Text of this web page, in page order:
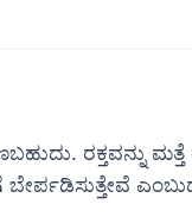
ರಕ್ತವನ್ನು ಮತ್ತೆ